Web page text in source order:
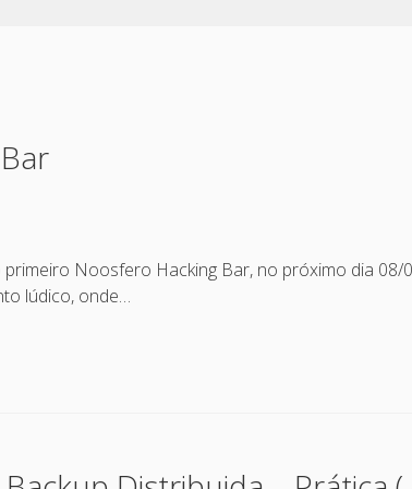
Noosfero Hacking Bar, no próximo dia 08/
lúdico, onde…